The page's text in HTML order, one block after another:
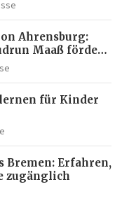
für Bildung
Ahrensburg:
Maaß fördert
Frauen
für Kinder
Bremen: Erfahren,
zugänglich